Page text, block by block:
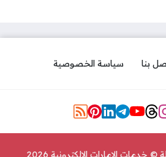
بنا سياسة الخصوصية
مواقع التواصل
الإمارات الإلكترونية 2026